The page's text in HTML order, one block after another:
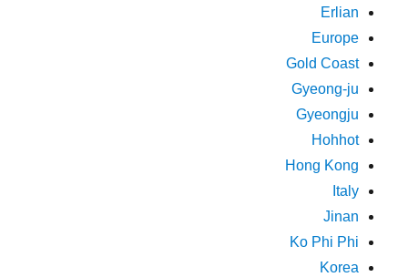
Erlian
Europe
Gold Coast
Gyeong-ju
Gyeongju
Hohhot
Hong Kong
Italy
Jinan
Ko Phi Phi
Korea